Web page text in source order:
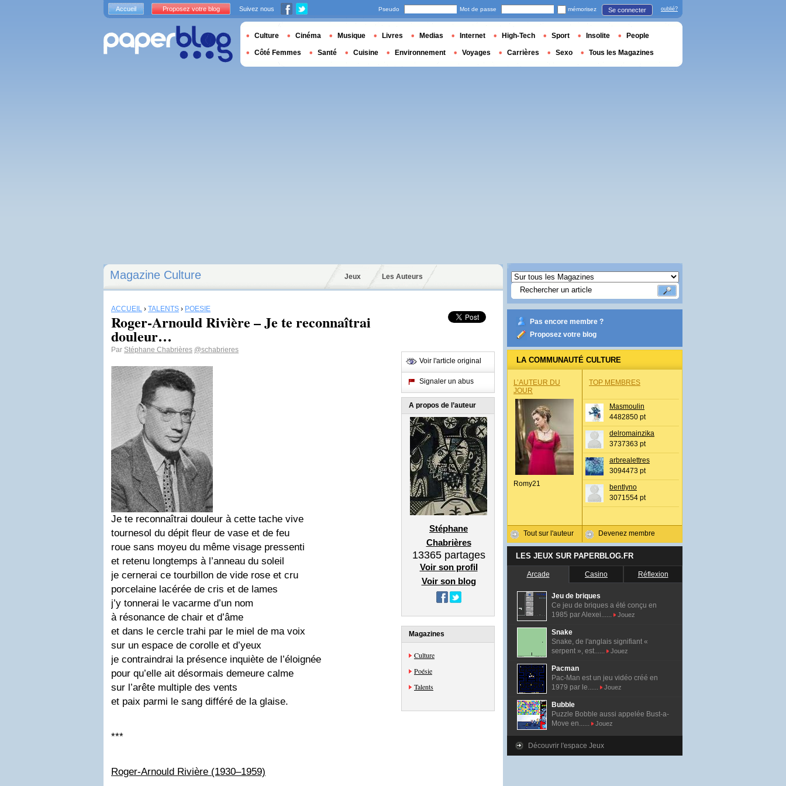
Magazine Culture Jeux Les Auteurs
ACCUEIL › TALENTS › POÉSIE
Roger-Arnould Rivière – Je te reconnaîtrai
douleur…
Par Stéphane Chabrières @schabrieres
Je te reconnaîtrai douleur à cette tache vive
tournesol du dépit fleur de vase et de feu
roue sans moyeu du même visage pressenti
et retenu longtemps à l’anneau du soleil
je cernerai ce tourbillon de vide rose et cru
porcelaine lacérée de cris et de lames
j’y tonnerai le vacarme d’un nom
à résonance de chair et d’âme
et dans le cercle trahi par le miel de ma voix
sur un espace de corolle et d’yeux
je contraindrai la présence inquiète de l’éloignée
pour qu’elle ait désormais demeure calme
sur l’arête multiple des vents
et paix parmi le sang différé de la glaise.
***
Roger-Arnould Rivière (1930–1959)
Voir l'article original
Signaler un abus
A propos de l’auteur
Stéphane
Chabrières
13365partages
Voir son profil
Voir son blog
Magazines
Culture
Poésie
Talents
Pas encore membre ?
Proposez votre blog
LA COMMUNAUTÉ CULTURE
L’AUTEUR DU
JOUR
Romy21
Tout sur l'auteur
TOP MEMBRES
Masmoulin
4482850 pt
delromainzika
3737363 pt
arbrealettres
3094473 pt
bentlyno
3071554 pt
Devenez membre
LES JEUX SUR PAPERBLOG.FR
Arcade Casino Réflexion
Jeu de briques
Ce jeu de briques a été conçu en
1985 par Alexei......
Jouez
Snake
Snake, de l'anglais signifiant «
serpent », est......
Jouez
Pacman
Pac-Man est un jeu vidéo créé en
1979 par le......
Jouez
Bubble
Puzzle Bobble aussi appelée Bust-a-
Move en......
Jouez
Découvrir l'espace Jeux
Accueil Proposez votre blog Suivez nous Pseudo Mot de passe mémorisez Se connecter oublié?
Culture Cinéma Musique Livres Medias Internet High-Tech Sport Insolite People
Côté Femmes Santé Cuisine Environnement Voyages Carrières Sexo Tous les Magazines